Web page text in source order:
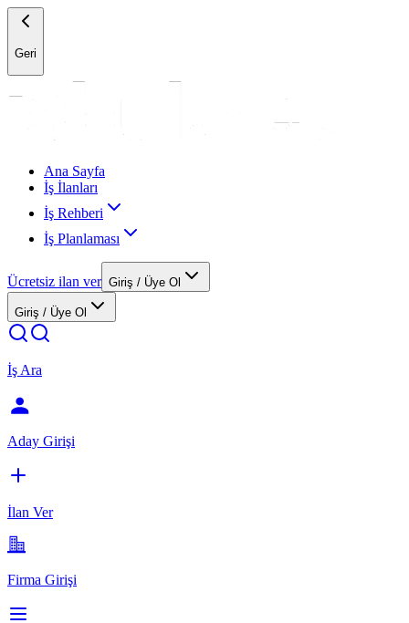
Geri
Ana Sayfa
İş İlanları
İş Rehberi
İş Planlaması
Ücretsiz ilan ver Giriş / Üye Ol
Giriş / Üye Ol
İş Ara
Aday Girişi
İlan Ver
Firma Girişi